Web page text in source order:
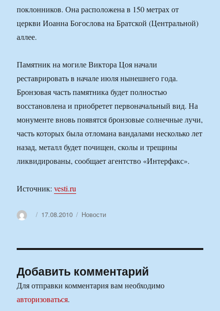
поклонников. Она расположена в 150 метрах от
церкви Иоанна Богослова на Братской (Центральной)
аллее.
Памятник на могиле Виктора Цоя начали
реставрировать в начале июля нынешнего года.
Бронзовая часть памятника будет полностью
восстановлена и приобретет первоначальный вид. На
монументе вновь появятся бронзовые солнечные лучи,
часть которых была отломана вандалами несколько лет
назад, металл будет почищен, сколы и трещины
ликвидированы, сообщает агентство «Интерфакс».
Источник:vesti.ru
АвторОпубликовано
17.08.2010 Рубрики
Новости
Добавить комментарий
Для отправки комментария вам необходимо
авторизоваться.